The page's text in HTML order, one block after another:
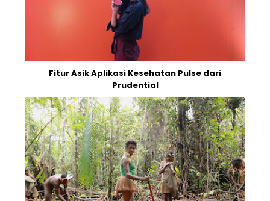
Fitur Asik Aplikasi Kesehatan Pulse dari
Prudential